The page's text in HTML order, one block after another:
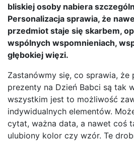
bliskiej osoby nabiera
Personalizacja sprawia, że
przedmiot staje się skarbem,
wspólnych wspomnieniach,
głębokiej więzi.
Zastanówmy się, co sprawia, że
prezenty na Dzień Babci są tak
wszystkim jest to możliwość
indywidualnych elementów.
cytat, ważna data, a nawet coś
ulubiony kolor czy wzór. Te